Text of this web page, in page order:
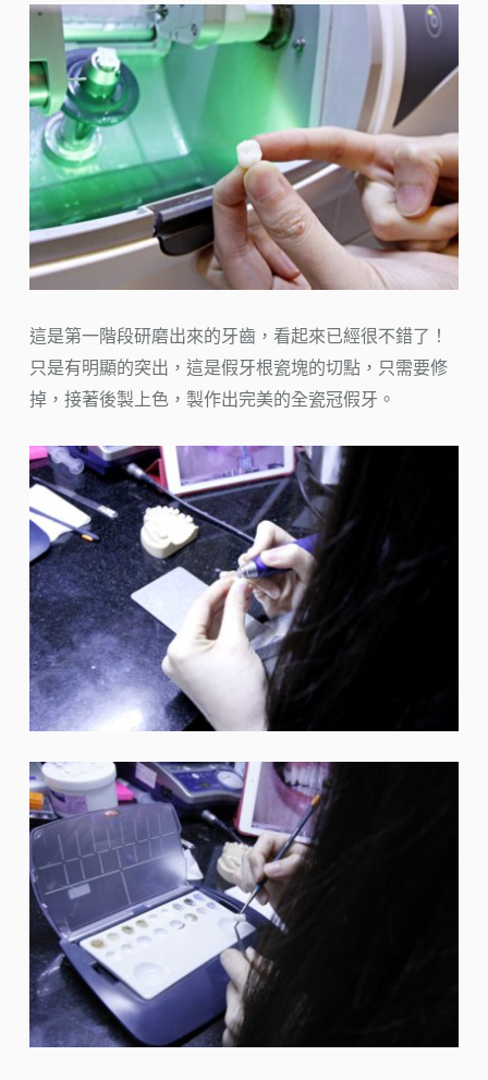
這是第一階段研磨出來的牙齒，看起來已經很不錯了！
只是有明顯的突出，這是假牙根瓷塊的切點，只需要修
掉，接著後製上色，製作出完美的全瓷冠假牙。